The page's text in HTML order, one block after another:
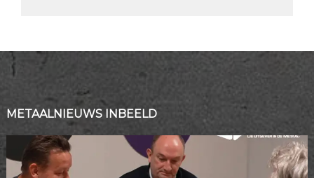
METAALNIEUWS INBEELD